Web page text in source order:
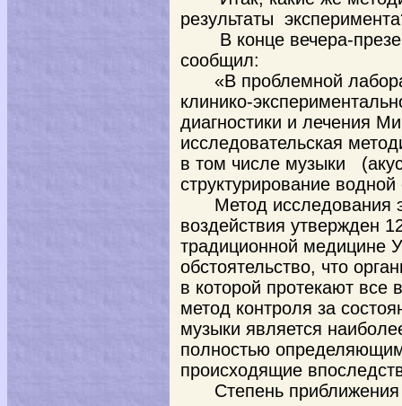
результаты
В конце вечера-
сообщил:
«В проблемной
клинико-
диагностики и лечения
исследовательская
в том числе музыки
структурирование
Метод исследования
воздействия утвержден
традиционной медицине
обстоятельство, что
в которой протекают все
метод контроля за
музыки является
полностью
происходящие
Степень